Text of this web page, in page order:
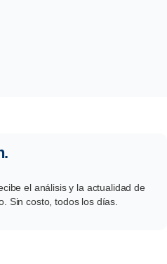
el análisis y la actualidad de
Sin costo, todos los días.